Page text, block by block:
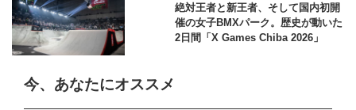
絶対王者と新王者、そして国内初開
催の女子BMXパーク。歴史が動いた
2日間「X Games Chiba 2026」
今、あなたにオススメ